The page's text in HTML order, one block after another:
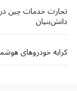
تجارت خدمات چین
دانش‌بنیان
کرایه خودروهای